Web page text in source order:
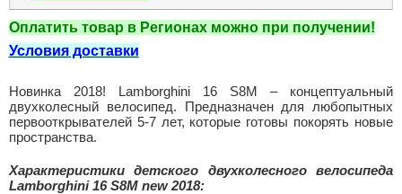
Оплатить товар в Регионах можно при получении!
Условия доставки
Новинка 2018! Lamborghini 16 S8M – концептуальный
двухколесный велосипед. Предназначен для любопытных
первооткрывателей 5-7 лет, которые готовы покорять новые
пространства.
Характеристики детского двухколесного велосипеда
Lamborghini 16 S8M new 2018: